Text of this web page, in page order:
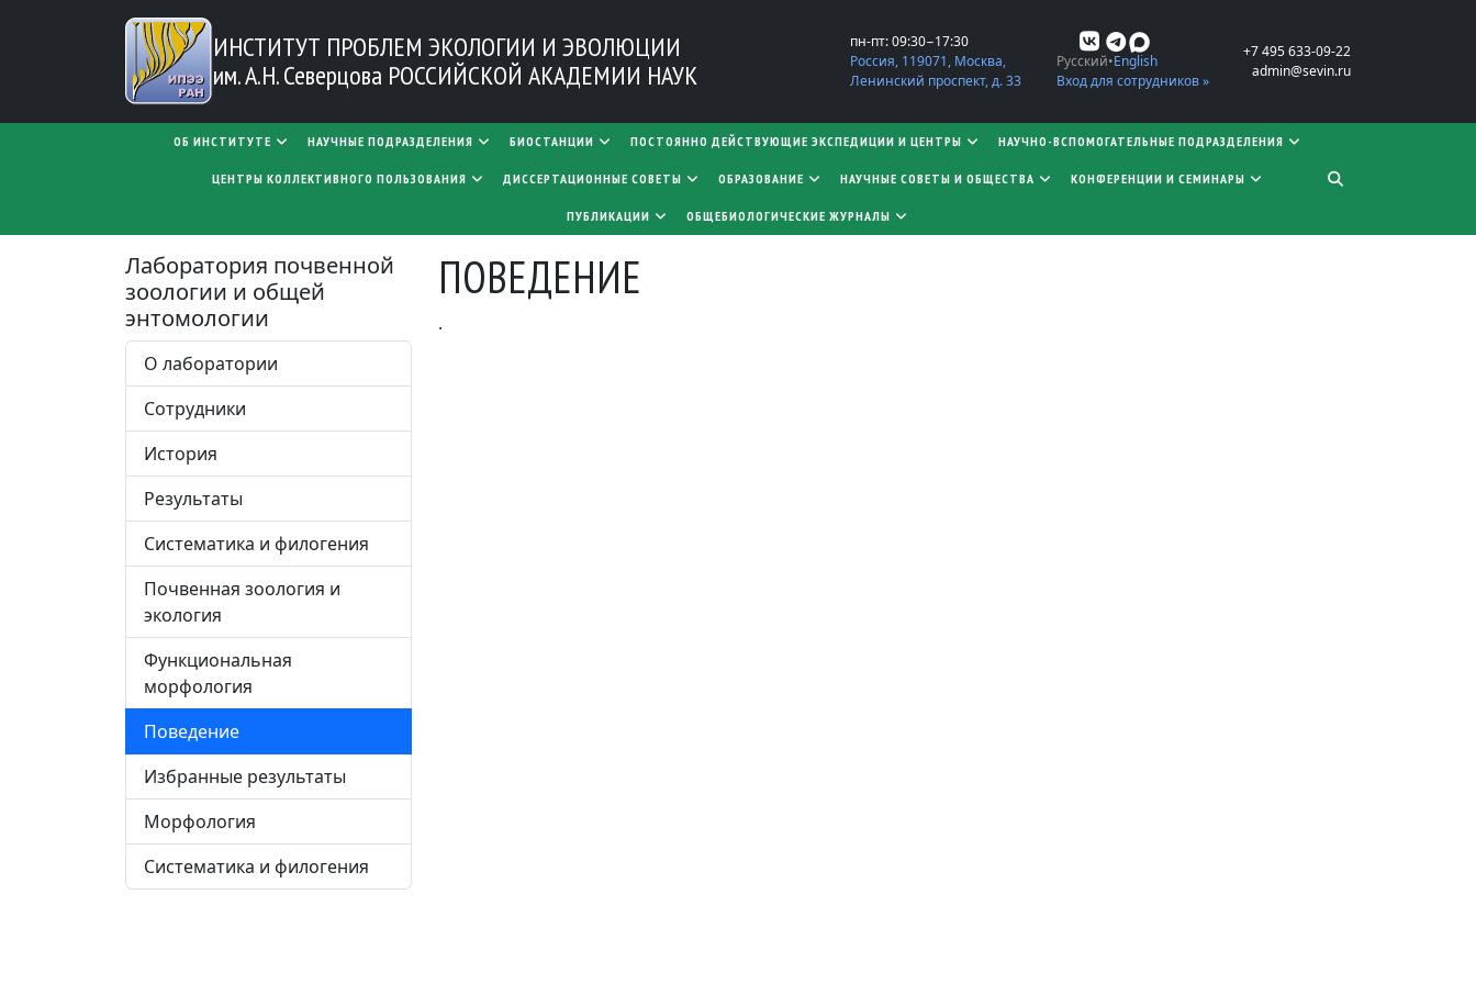
Перейти к основному содержанию
ИНСТИТУТ ПРОБЛЕМ ЭКОЛОГИИ И ЭВОЛЮЦИИ
им. А.Н. Северцова РОССИЙСКОЙ АКАДЕМИИ НАУК
пн-пт: 09:30−17:30
Россия, 119071, Москва,
Ленинский проспект, д. 33
Русский English
Вход для сотрудников »
+7 495 633-09-22
admin@sevin.ru
MAIN NAVIGATION
ОБ ИНСТИТУТЕ НАУЧНЫЕ ПОДРАЗДЕЛЕНИЯ БИОСТАНЦИИ ПОСТОЯННО ДЕЙСТВУЮЩИЕ ЭКСПЕДИЦИИ И ЦЕНТРЫ НАУЧНО-ВСПОМОГАТЕЛЬНЫЕ ПОДРАЗДЕЛЕНИЯ
ЦЕНТРЫ КОЛЛЕКТИВНОГО ПОЛЬЗОВАНИЯ ​​​​​​​ДИССЕРТАЦИОННЫЕ СОВЕТЫ ОБРАЗОВАНИЕ НАУЧНЫЕ СОВЕТЫ И ОБЩЕСТВА КОНФЕРЕНЦИИ И СЕМИНАРЫ
ПУБЛИКАЦИИ ОБЩЕБИОЛОГИЧЕСКИЕ ЖУРНАЛЫ
Лаборатория почвенной
зоологии и общей
энтомологии
О лаборатории
Сотрудники
История
Результаты
Систематика и филогения
Почвенная зоология и
экология
Функциональная
морфология
Поведение
Избранные результаты
Морфология
Систематика и филогения
ПОВЕДЕНИЕ
.